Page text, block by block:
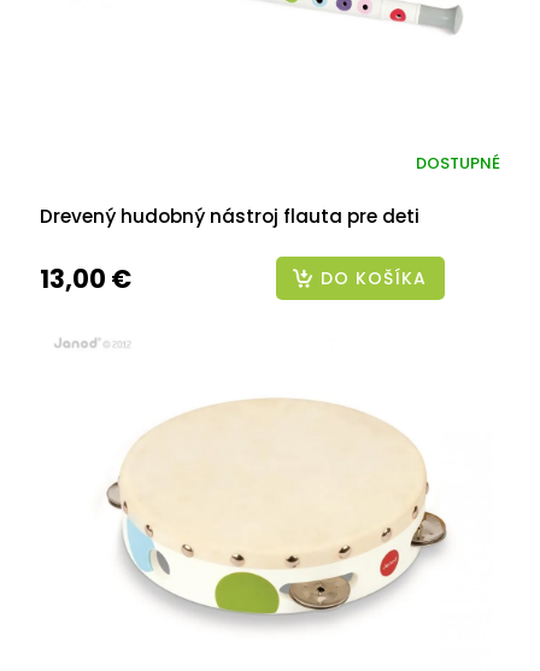
Drevený hudobný nástroj flauta pre deti
DOSTUPNÉ
13,00 € DO KOŠÍKA